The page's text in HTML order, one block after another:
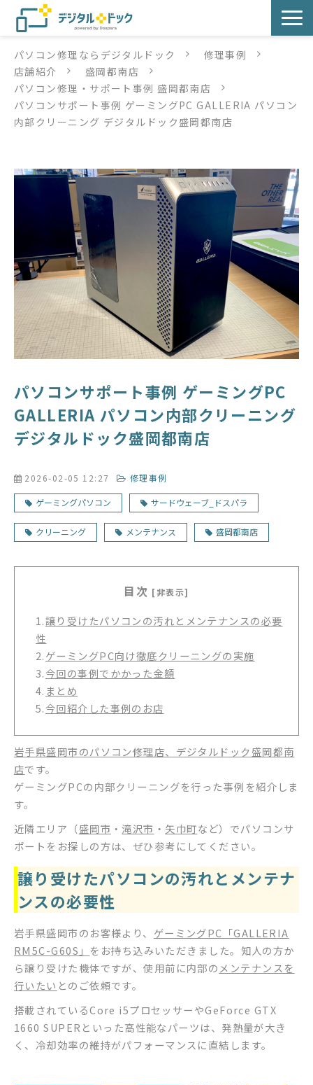
パソコン修理
サービス
店舗紹介
デジタルドックブログ
パソコン修理ならデジタルドック
修理事例
店舗紹介
盛岡都南店
パソコン修理・サポート事例 盛岡都南店
パソコンサポート事例 ゲーミングPC GALLERIA パソコン
内部クリーニング デジタルドック盛岡都南店
パソコンサポート事例 ゲーミングPC
GALLERIA パソコン内部クリーニング
デジタルドック盛岡都南店
2026-02-05 12:27 修理事例
ゲーミングパソコン サードウェーブ_ドスパラ
クリーニング メンテナンス 盛岡都南店
目次 [非表示]
1.譲り受けたパソコンの汚れとメンテナンスの必要
性
2.ゲーミングPC向け徹底クリーニングの実施
3.今回の事例でかかった金額
4. まとめ
5.今回紹介した事例のお店
岩手県盛岡市のパソコン修理店、デジタルドック盛岡都南
店です。
ゲーミングPCの内部クリーニングを行った事例を紹介しま
す。
近隣エリア（盛岡市 ・滝沢市 ・ 矢巾町など）でパソコンサ
ポートをお探しの方は、ぜひ参考にしてください。
譲り受けたパソコンの汚れとメンテナ
ンスの必要性
岩手県盛岡市のお客様より、 ゲーミングPC「GALLERIA
RM5C-G60S」 をお持ち込みいただきました。知人の方か
ら譲り受けた機体ですが、使用前に内部のメンテナンスを
行いたい とのご依頼です。
搭載されているCore i5プロセッサーやGeForce GTX
1660 SUPERといった高性能なパーツは、発熱量が大き
く、冷却効率の維持がパフォーマンスに直結します。